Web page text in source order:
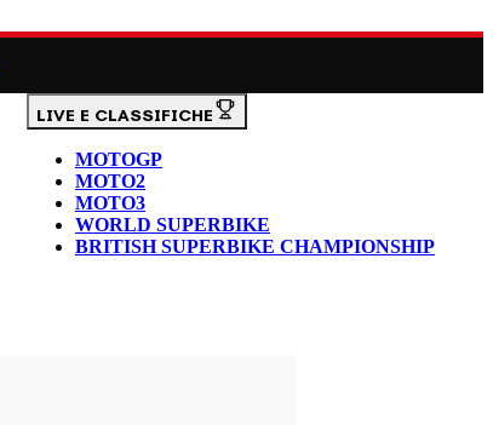
LIVE E CLASSIFICHE
MOTOGP
MOTO2
MOTO3
WORLD SUPERBIKE
BRITISH SUPERBIKE CHAMPIONSHIP